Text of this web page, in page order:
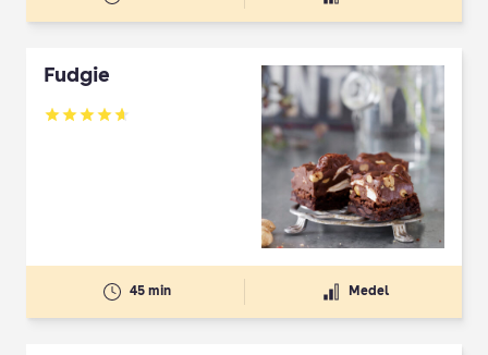
Fudgie
Betyg: 4.64 av 5
45 min Medel